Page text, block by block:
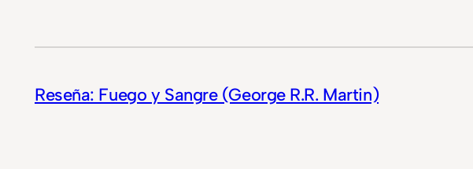
Reseña: Fuego y Sangre (George R.R. Martin)